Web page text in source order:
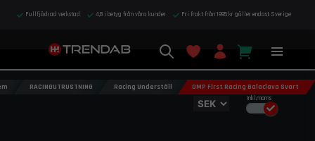
Fullfjädrad verkstad 4,8 i betyg från våra kunder Fri frakt från 1995 kr gäller endast Sverige
Inkl.moms
RACINGUTRUSTNING Racing Underställ OMP First Racing Balaclava Svart